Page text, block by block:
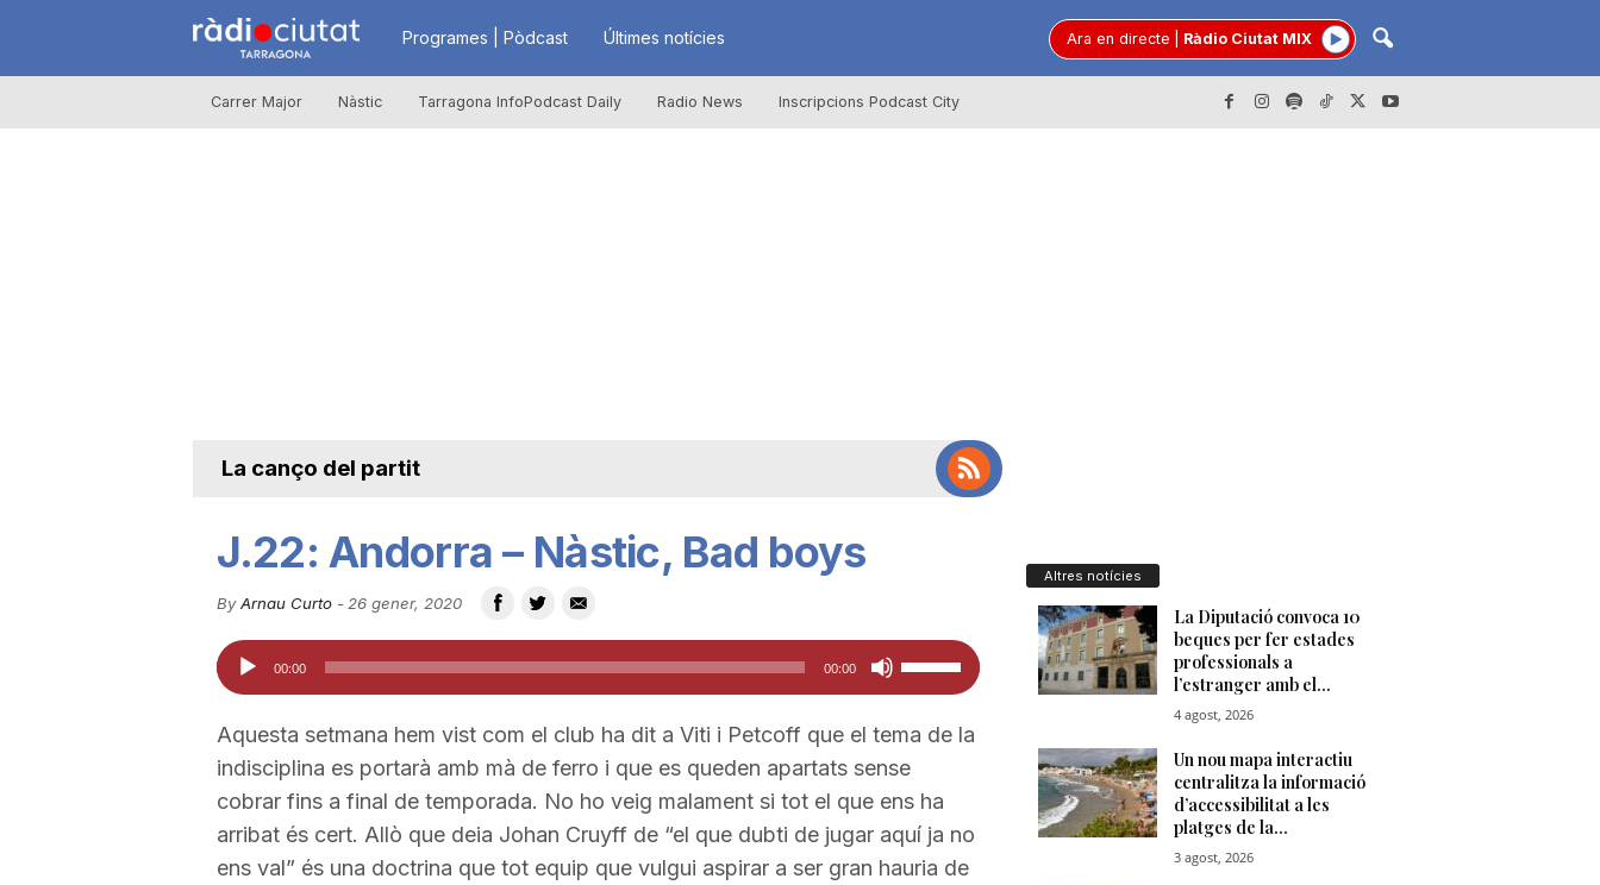
R
à
u
t
t
d
Programes | Pòdcast Últimes notícies Ara en directe Ràdio Ciutat MIX
Carrer Major Nàstic Tarragona InfoPodcast Daily Radio News Inscripcions Podcast City
La canço del partit
J.22: Andorra – Nàstic, Bad boys
By Arnau Curto- 26 gener, 2020
Reproductor
d'àudio
00:00 00:00
Feu
servir
les
tecles
de
fletxa
cap
Aquesta setmana hem vist com el club ha dit a Viti i Petcoff que el tema de la
indisciplina es portarà amb mà de ferro i que es queden apartats sense
cobrar fins a final de temporada. No ho veig malament si tot el que ens ha
arribat és cert. Allò que deia Johan Cruyff de “el que dubti de jugar aquí ja no
ens val” és una doctrina que tot equip que vulgui aspirar a ser gran hauria de
Altres notícies